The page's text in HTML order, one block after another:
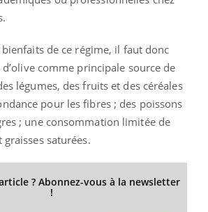
de ce régime, il faut donc
comme principale source de
légumes, des fruits et des céréales
pour les fibres ; des poissons
; une consommation limitée de
saturées.
? Abonnez-vous à la newsletter
!